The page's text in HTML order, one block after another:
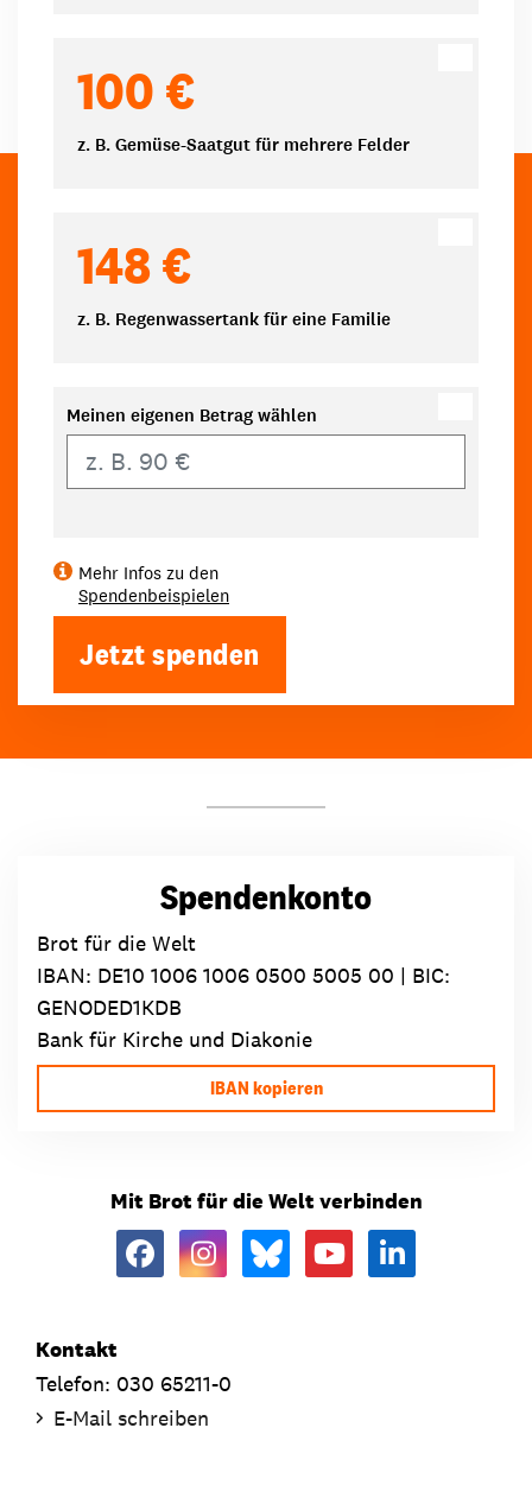
100 €
z. B. Gemüse-Saatgut für mehrere Felder
148 €
z. B. Regenwassertank für eine Familie
Meinen eigenen Betrag wählen
Mehr Infos zu den
Spendenbeispielen
Jetzt spenden
Spendenkonto
Brot für die Welt
IBAN: DE10 1006 1006 0500 5005 00 | BIC:
GENODED1KDB
Bank für Kirche und Diakonie
IBAN kopieren
Mit Brot für die Welt verbinden
Kontakt
Telefon: 030 65211-0
E-Mail schreiben